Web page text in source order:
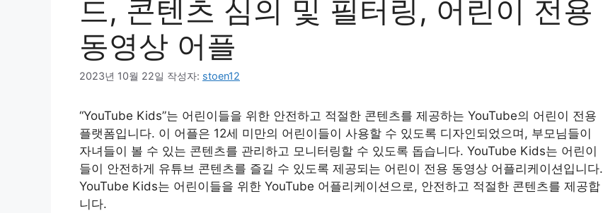
드, 콘텐츠 심의 및 필터링, 어린이 전용
동영상 어플
2023년 10월 22일 작성자: stoen12
“YouTube Kids”는 어린이들을 위한 안전하고 적절한 콘텐츠를 제공하는 YouTube의 어린이 전용
플랫폼입니다. 이 어플은 12세 미만의 어린이들이 사용할 수 있도록 디자인되었으며, 부모님들이
자녀들이 볼 수 있는 콘텐츠를 관리하고 모니터링할 수 있도록 돕습니다. YouTube Kids는 어린이
들이 안전하게 유튜브 콘텐츠를 즐길 수 있도록 제공되는 어린이 전용 동영상 어플리케이션입니다.
YouTube Kids는 어린이들을 위한 YouTube 어플리케이션으로, 안전하고 적절한 콘텐츠를 제공합
니다.